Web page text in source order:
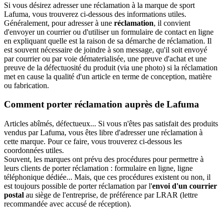
Si vous désirez adresser une réclamation à la marque de sport
Lafuma, vous trouverez ci-dessous des informations utiles.
Généralement, pour adresser à une réclamation, il convient
d'envoyer un courrier ou d'utiliser un formulaire de contact en ligne
en expliquant quelle est la raison de sa démarche de réclamation. Il
est souvent nécessaire de joindre à son message, qu'il soit envoyé
par courrier ou par voie dématerialisée, une preuve d'achat et une
preuve de la défectuosité du produit (via une photo) si la réclamation
met en cause la qualité d'un article en terme de conception, matière
ou fabrication.
Comment porter réclamation auprès de Lafuma
Articles abîmés, défectueux... Si vous n'êtes pas satisfait des produits
vendus par Lafuma, vous êtes libre d'adresser une réclamation à
cette marque. Pour ce faire, vous trouverez ci-dessous les
coordonnées utiles.
Souvent, les marques ont prévu des procédures pour permettre à
leurs clients de porter réclamation : formulaire en ligne, ligne
téléphonique dédiée... Mais, que ces procédures existent ou non, il
est toujours possible de porter réclamation par l'envoi d'un courrier
postal au siège de l'entreprise, de préférence par LRAR (lettre
recommandée avec accusé de réception).